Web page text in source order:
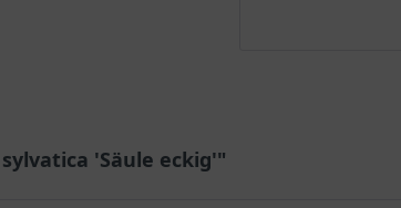
'Säule eckig'"